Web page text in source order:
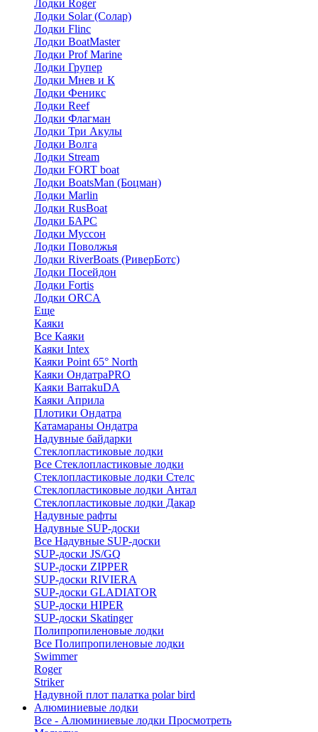
Лодки Roger
Лодки Solar (Солар)
Лодки Flinc
Лодки BoatMaster
Лодки Prof Marine
Лодки Групер
Лодки Мнев и К
Лодки Феникс
Лодки Reef
Лодки Флагман
Лодки Три Акулы
Лодки Волга
Лодки Stream
Лодки FORT boat
Лодки BoatsMan (Боцман)
Лодки Marlin
Лодки RusBoat
Лодки БАРС
Лодки Муссон
Лодки Поволжья
Лодки RiverBoats (РиверБотс)
Лодки Посейдон
Лодки Fortis
Лодки ORCA
Еще
Каяки
Все Каяки
Каяки Intex
Каяки Point 65° North
Каяки ОндатраPRO
Каяки BarrakuDA
Каяки Априла
Плотики Ондатра
Катамараны Ондатра
Надувные байдарки
Стеклопластиковые лодки
Все Стеклопластиковые лодки
Стеклопластиковые лодки Стелс
Стеклопластиковые лодки Антал
Стеклопластиковые лодки Дакар
Надувные рафты
Надувные SUP-доски
Все Надувные SUP-доски
SUP-доски JS/GQ
SUP-доски ZIPPER
SUP-доски RIVIERA
SUP-доски GLADIATOR
SUP-доски HIPER
SUP-доски Skatinger
Полипропиленовые лодки
Все Полипропиленовые лодки
Swimmer
Roger
Striker
Надувной плот палатка polar bird
Алюминиевые лодки
Все - Алюминиевые лодки Просмотреть